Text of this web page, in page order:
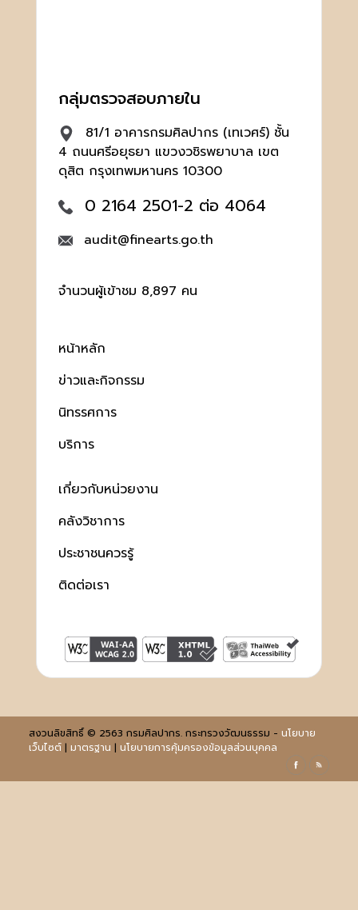
กลุ่มตรวจสอบภายใน
81/1 อาคารกรมศิลปากร (เทเวศร์) ชั้น
4 ถนนศรีอยุธยา แขวงวชิรพยาบาล เขต
ดุสิต กรุงเทพมหานคร 10300
0 2164 2501-2 ต่อ 4064
audit@finearts.go.th
จำนวนผู้เข้าชม 8,897 คน
หน้าหลัก
ข่าวและกิจกรรม
นิทรรศการ
บริการ
เกี่ยวกับหน่วยงาน
คลังวิชาการ
ประชาชนควรรู้
ติดต่อเรา
สงวนลิขสิทธิ์ © 2563 กรมศิลปากร. กระทรวงวัฒนธรรม - นโยบาย
เว็บไซต์| มาตรฐาน | นโยบายการคุ้มครองข้อมูลส่วนบุคคล